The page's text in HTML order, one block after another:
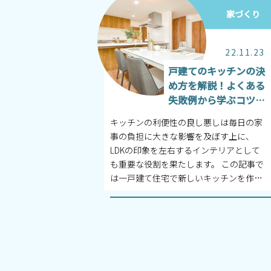
家づくり
22.11.23
戸建てのキッチンの決
め方を解説！よくある
失敗例から学ぶコツも
キッチンの利便性の良し悪しは毎日の家
事の負担に大きな影響を及ぼす上に、
LDKの印象を左右するインテリアとして
も重要な役割を果たします。 この記事で
は一戸建て住宅で新しいキッチンを作る